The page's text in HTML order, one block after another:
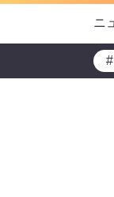
ニ